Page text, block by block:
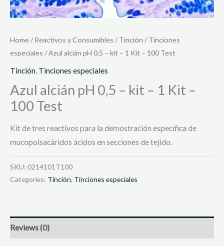
Home/Reactivos y Consumibles /Tinción /Tinciones
especiales / Azul alcián pH 0,5 – kit – 1 Kit – 100 Test
Tinción Tinciones especiales
Azul alcián pH 0,5 – kit – 1 Kit –
100 Test
Kit de tres reactivos para la demostración específica de
mucopolsacáridos ácidos en secciones de tejido.
SKU: 0214101T100
Categories: Tinción, Tinciones especiales
Reviews (0)